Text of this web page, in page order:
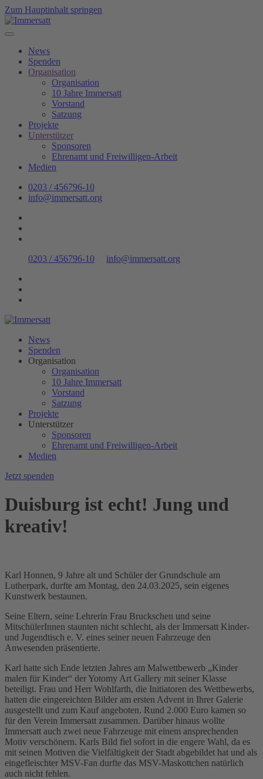
Zum Hauptinhalt springen
News
Spenden
Organisation
Organisation
10 Jahre Immersatt
Vorstand
Satzung
Projekte
Unterstützer
Sponsoren
Ehrenamt und Freiwilligen-Arbeit
Medien
0203 / 456796-10
info@immersatt.org
0203 / 456796-10 info@immersatt.org
News
Spenden
Organisation
Organisation
10 Jahre Immersatt
Vorstand
Satzung
Projekte
Unterstützer
Sponsoren
Ehrenamt und Freiwilligen-Arbeit
Medien
Jetzt spenden
Duisburg ist echt! Jung und
kreativ!
Karl Honnen, 9 Jahre alt und Schüler der Grundschule am
Lutherpark, durfte am Montag, den 24.03.2025, sein eigenes
Kunstwerk bestaunen.
Seine Eltern, seine Lehrerin Frau Bruckschen und seine
MitschülerInnen staunten nicht schlecht, als der Immersatt Kinder-
und Jugendtisch e. V. eines seiner neuen Fahrzeuge den
Anwesenden präsentierte.
Karl hatte sich Ende letzten Jahres am Malwettbewerb „Kinder
malen für Kinder“ der Yotomy Art Gallery mit seiner Klasse
beteiligt. Frau und Herr Wohlfarth, die Initiatoren des Wettbewerbs,
hatten die eingereichten Bilder am ersten Advent in Ihrer Galerie
ausgestellt und zum Kauf angeboten. Rund 2.000 Euro kamen so
für den Verein Immersatt zusammen. Darüber hinaus wollte
Immersatt auch zwei neue Fahrzeuge mit einem ansprechenden
Motiv verschönern. Karls Bild fiel sofort in die engere Wahl, da es
mit seinen Motiven die Vielfältigkeit der Stadt abgebildet hat und als
eingefleischter MSV-Fan durfte das MSV-Maskottchen natürlich
auch nicht fehlen.